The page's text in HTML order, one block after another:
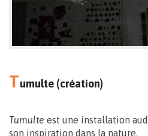
Tumulte (création)
Tumulte est une installation
son inspiration dans la nature.